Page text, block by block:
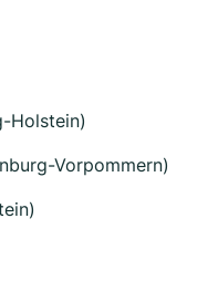
Holstein)
Vorpommern)